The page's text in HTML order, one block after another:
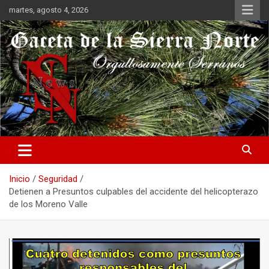
al
contenido
martes, agosto 4, 2026
Gaceta de la Sierra Norte
Orgullosamente Serranos
Inicio
Seguridad
Detienen a Presuntos culpables del accidente del helicopterazo
de los Moreno Valle